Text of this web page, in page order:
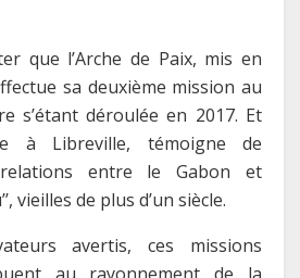
que l’Arche de Paix, mis en
sa deuxième mission au
s’étant déroulée en 2017. Et
à Libreville, témoigne de
relations entre le Gabon et
vieilles de plus d’un siècle.
avertis, ces missions